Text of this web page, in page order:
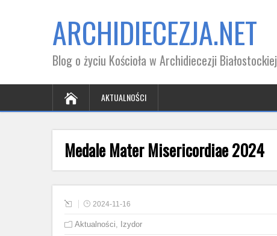
ARCHIDIECEZJA.NET
Blog o życiu Kościoła w Archidiecezji Białostockiej
AKTUALNOŚCI
Medale Mater Misericordiae 2024
2024-11-16
Aktualności, Izydor